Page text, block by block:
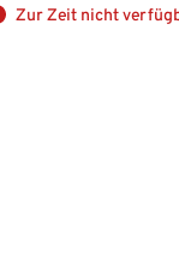
Zur Zeit nicht